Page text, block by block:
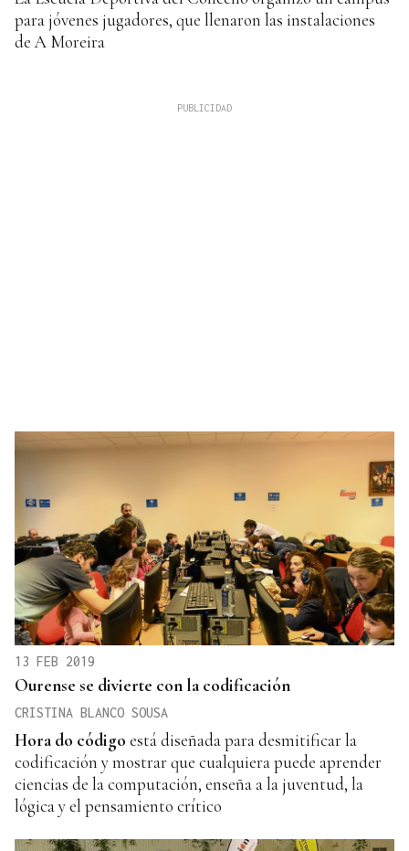
para jóvenes jugadores, que llenaron las instalaciones
de A Moreira
13 FEB 2019
Ourense se divierte con la codificación
CRISTINA BLANCO SOUSA
Hora do código está diseñada para desmitificar la
codificación y mostrar que cualquiera puede aprender
ciencias de la computación, enseña a la juventud, la
lógica y el pensamiento crítico